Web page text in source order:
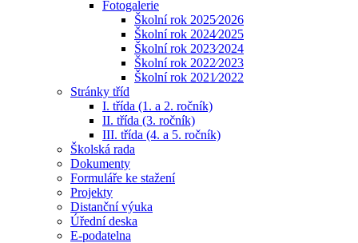
Fotogalerie
Školní rok 2025⁄2026
Školní rok 2024⁄2025
Školní rok 2023⁄2024
Školní rok 2022⁄2023
Školní rok 2021⁄2022
Stránky tříd
I. třída (1. a 2. ročník)
II. třída (3. ročník)
III. třída (4. a 5. ročník)
Školská rada
Dokumenty
Formuláře ke stažení
Projekty
Distanční výuka
Úřední deska
E-podatelna